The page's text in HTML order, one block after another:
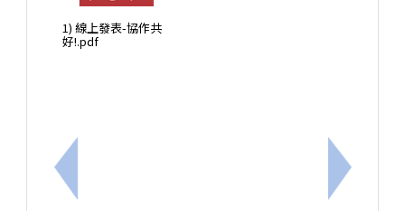
上一筆：【轉知】臺南市光華高級中學辦理「
1) 線上發表-協作共
好!.pdf
下一筆：